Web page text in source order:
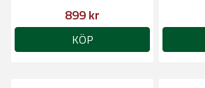
899 kr
KÖP